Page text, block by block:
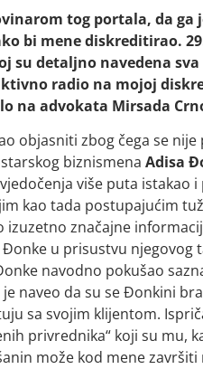
tog portala, da ga
bi mene diskreditirao.
su detaljno navedena
radio na mojoj
na advokata Mirsada
objasniti zbog čega se
biznismena Adisa
više puta
kao tada postupajućim
značajne
u prisustvu
navodno pokušao
naveo da su se Đonkini
sa svojim klijentom.
privrednika“ koji su mu,
može kod mene završiti